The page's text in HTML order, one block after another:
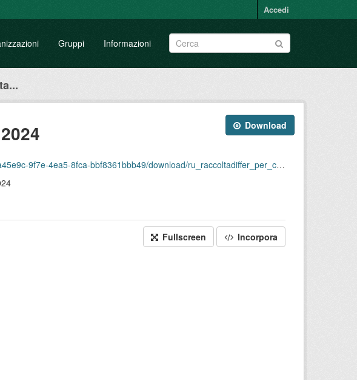
Accedi
Gruppi Informazioni
Download
8fca-bbf8361bbb49/download/ru_raccoltadiffer_per_comune_2004_2024.xls
Fullscreen Incorpora